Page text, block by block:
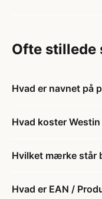
Ofte stillede
Hvad er navnet på
Hvad koster
Hvilket mærke står
Hvad er EAN /